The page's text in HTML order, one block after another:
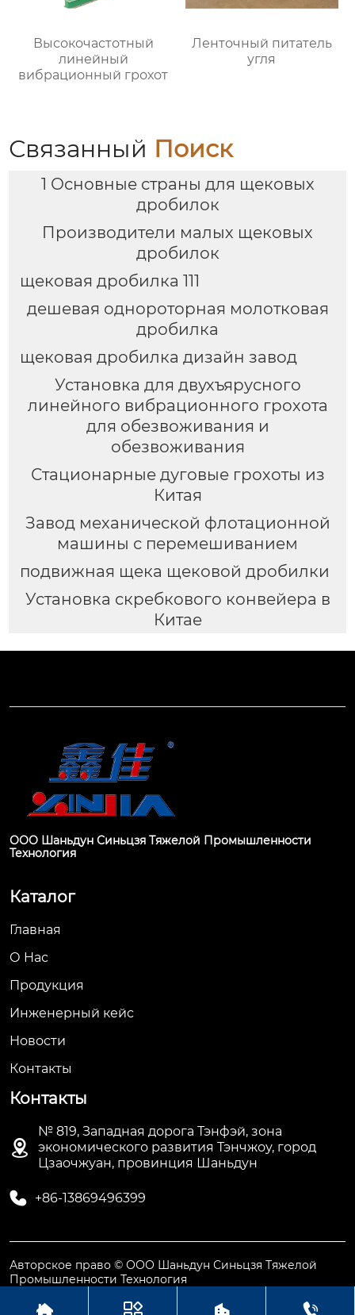
Высокочастотный
линейный
вибрационный грохот
Ленточный питатель
угля
Связанный Поиск
1 Основные страны для щековых
дробилок
Производители малых щековых
дробилок
щековая дробилка 111
дешевая однороторная молотковая
дробилка
щековая дробилка дизайн завод
Установка для двухъярусного
линейного вибрационного грохота
для обезвоживания и
обезвоживания
Стационарные дуговые грохоты из
Китая
Завод механической флотационной
машины с перемешиванием
подвижная щека щековой дробилки
Установка скребкового конвейера в
Китае
ООО Шаньдун Синьцзя Тяжелой Промышленности
Технология
Каталог
Главная
О Hас
Продукция
Инженерный кейс
Новости
Контакты
Контакты

№ 819, Западная дорога Тэнфэй, зона
экономического развития Тэнчжоу, город
Цзаочжуан, провинция Шаньдун
 +86-13869496399
Авторское право © ООО Шаньдун Синьцзя Тяжелой
Промышленности Технология
   